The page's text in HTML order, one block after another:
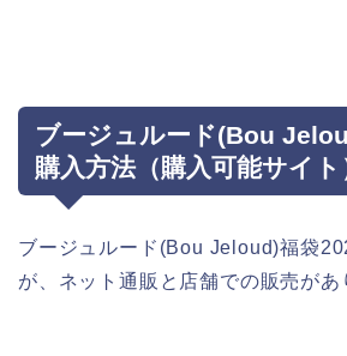
ブージュルード(Bou
購入方法（購入可能サイト
ブージュルード(Bou Jeloud)福袋
が、ネット通販と店舗での販売があ